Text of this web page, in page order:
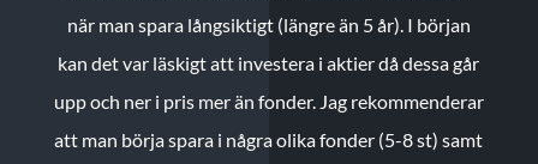
när man spara långsiktigt (längre än 5 år). I början
kan det var läskigt att investera i aktier då dessa går
upp och ner i pris mer än fonder. Jag rekommenderar
att man börja spara i några olika fonder (5-8 st) samt